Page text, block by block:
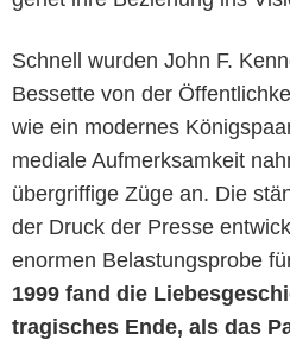
Schnell wurden John F.
Bessette von der
wie ein modernes
mediale Aufmerksamkeit
übergriffige Züge an. Die
der Druck der Presse
enormen Belastungsprobe
1999 fand die
tragisches Ende, als das